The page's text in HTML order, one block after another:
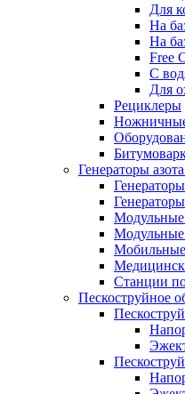
Для
На
На
Free
С
Для
Рециклеры
Генераторы
Генераторы
Модульные
Модульные
Мобильные
Станции
Пескоструйное